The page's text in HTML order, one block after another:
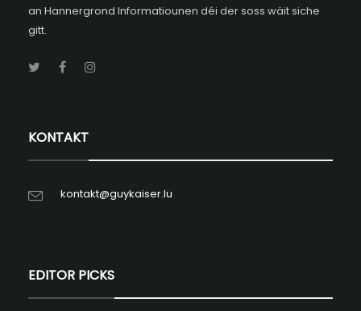
an Hannergrond Informatiounen déi der soss wäit siche
gitt.
KONTAKT
kontakt@guykaiser.lu
EDITOR PICKS